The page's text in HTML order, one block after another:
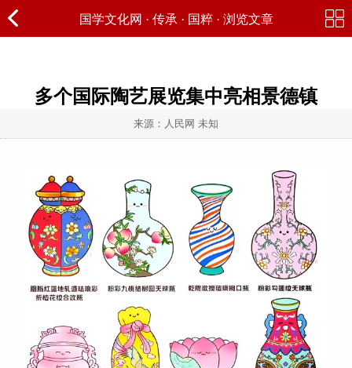
国学文化网 · 传承 · 国粹· 浏览文章
多个国际陶艺展览集中亮相景德镇
来源：人民网 未知